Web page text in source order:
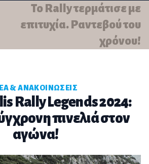
Το Rally τερμάτισε με
επιτυχία. Ραντεβού του
χρόνου!
& ΑΝΑΚΟΙΝΏΣΕΙΣ
Rally Legends 2024:
πινελιά στον
αγώνα!